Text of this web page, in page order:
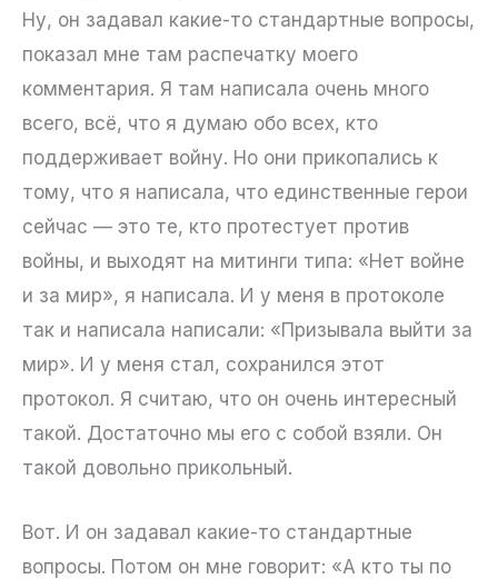
Ну, он задавал какие-то стандартные вопросы,
показал мне там распечатку моего
комментария. Я там написала очень много
всего, всё, что я думаю обо всех, кто
поддерживает войну. Но они прикопались к
тому, что я написала, что единственные герои
сейчас — это те, кто протестует против
войны, и выходят на митинги типа: «Нет войне
и за мир», я написала. И у меня в протоколе
так и написала написали: «Призывала выйти за
мир». И у меня стал, сохранился этот
протокол. Я считаю, что он очень интересный
такой. Достаточно мы его с собой взяли. Он
такой довольно прикольный.
Вот. И он задавал какие-то стандартные
вопросы. Потом он мне говорит: «А кто ты по